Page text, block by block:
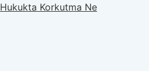
Hukukta Korkutma Ne